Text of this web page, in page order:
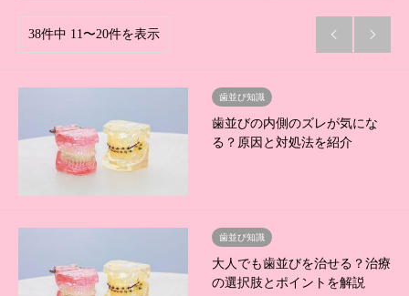
38件中 11〜20件を表示  
歯並び知識
歯並びの内側のズレが気にな
る？原因と対処法を紹介
歯並び知識
大人でも歯並びを治せる？治療
の選択肢とポイントを解説